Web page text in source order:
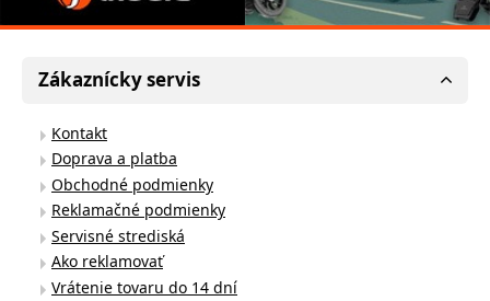
Zákaznícky servis
Kontakt
Doprava a platba
Obchodné podmienky
Reklamačné podmienky
Servisné strediská
Ako reklamovať
Vrátenie tovaru do 14 dní